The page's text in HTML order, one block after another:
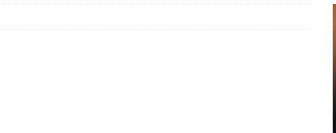
svet plný tajomstiev